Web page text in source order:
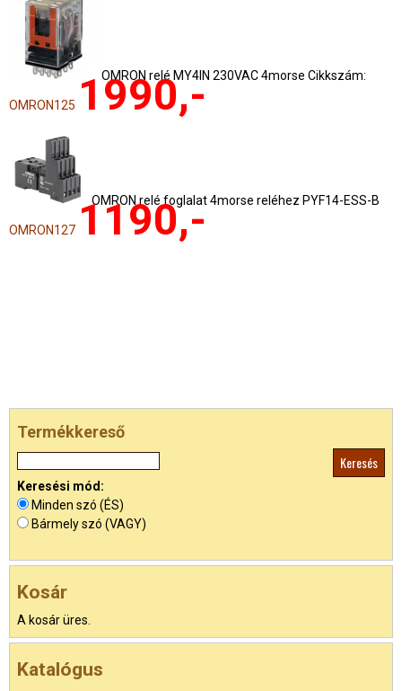
OMRON relé MY4IN 230VAC 4morse Cikkszám:
OMRON125 1990,-
OMRON relé foglalat 4morse reléhez PYF14-ESS-B
OMRON127 1190,-
Termékkereső
Keresési mód:
Minden szó (ÉS)
Bármely szó (VAGY)
Kosár
A kosár üres.
Katalógus